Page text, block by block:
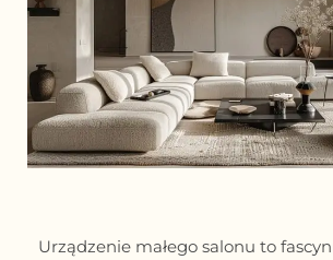
Urządzenie małego salonu to